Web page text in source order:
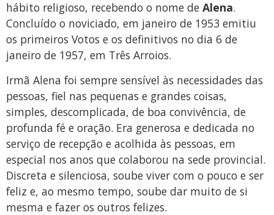
hábito religioso, recebendo o nome de Alena.
Concluído o noviciado, em janeiro de 1953 emitiu
os primeiros Votos e os definitivos no dia 6 de
janeiro de 1957, em Três Arroios.
Irmã Alena foi sempre sensível às necessidades das
pessoas, fiel nas pequenas e grandes coisas,
simples, descomplicada, de boa convivência, de
profunda fé e oração. Era generosa e dedicada no
serviço de recepção e acolhida às pessoas, em
especial nos anos que colaborou na sede provincial.
Discreta e silenciosa, soube viver com o pouco e ser
feliz e, ao mesmo tempo, soube dar muito de si
mesma e fazer os outros felizes.